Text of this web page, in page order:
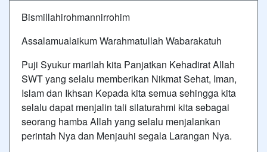
Bismillahirohmannirrohim
Assalamualaikum Warahmatullah Wabarakatuh
Puji Syukur marilah kita Panjatkan Kehadirat Allah
SWT yang selalu memberikan Nikmat Sehat, Iman,
Islam dan Ikhsan Kepada kita semua sehingga kita
selalu dapat menjalin tali silaturahmi kita sebagai
seorang hamba Allah yang selalu menjalankan
perintah Nya dan Menjauhi segala Larangan Nya.